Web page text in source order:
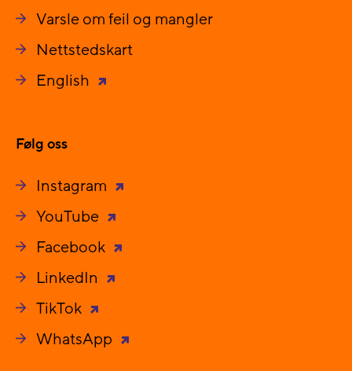
Varsle om feil og mangler
Nettstedskart
English
Følg oss
Instagram
YouTube
Facebook
LinkedIn
TikTok
WhatsApp